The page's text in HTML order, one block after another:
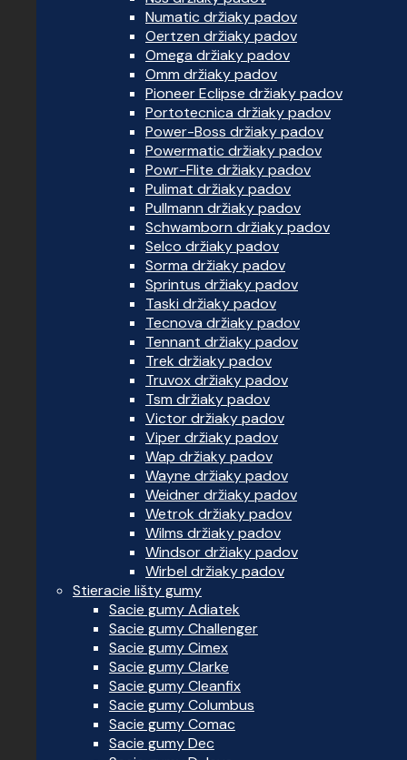
Numatic držiaky padov
Oertzen držiaky padov
Omega držiaky padov
Omm držiaky padov
Pioneer Eclipse držiaky padov
Portotecnica držiaky padov
Power-Boss držiaky padov
Powermatic držiaky padov
Powr-Flite držiaky padov
Pulimat držiaky padov
Pullmann držiaky padov
Schwamborn držiaky padov
Selco držiaky padov
Sorma držiaky padov
Sprintus držiaky padov
Taski držiaky padov
Tecnova držiaky padov
Tennant držiaky padov
Trek držiaky padov
Truvox držiaky padov
Tsm držiaky padov
Victor držiaky padov
Viper držiaky padov
Wap držiaky padov
Wayne držiaky padov
Weidner držiaky padov
Wetrok držiaky padov
Wilms držiaky padov
Windsor držiaky padov
Wirbel držiaky padov
Stieracie lišty gumy
Sacie gumy Adiatek
Sacie gumy Challenger
Sacie gumy Cimex
Sacie gumy Clarke
Sacie gumy Cleanfix
Sacie gumy Columbus
Sacie gumy Comac
Sacie gumy Dec